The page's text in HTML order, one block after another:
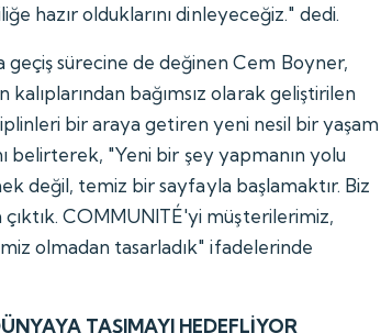
hazır olduklarını dinleyeceğiz." dedi.
sürecine de değinen Cem Boyner,
bağımsız olarak geliştirilen
bir araya getiren yeni nesil bir yaşam
belirterek, "Yeni bir şey yapmanın yolu
değil, temiz bir sayfayla başlamaktır. Biz
COMMUNITÉ'yi müşterilerimiz,
olmadan tasarladık" ifadelerinde
TAŞIMAYI HEDEFLİYOR